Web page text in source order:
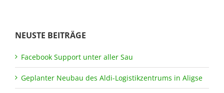
NEUSTE BEITRÄGE
Facebook Support unter aller Sau
Geplanter Neubau des Aldi-Logistikzentrums in Aligse